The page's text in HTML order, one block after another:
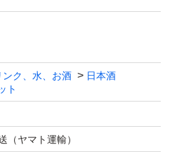
さい。
お辞めください。
せん。
てしまう事があったため、お
ンク、水、お酒
日本酒
ト
（ヤマト運輸）